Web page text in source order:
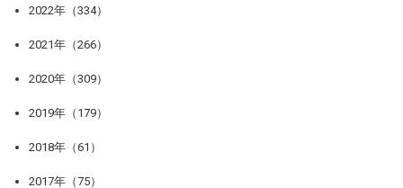
2022年（334）
2021年（266）
2020年（309）
2019年（179）
2018年（61）
2017年（75）